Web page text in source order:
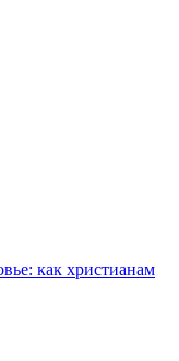
как христианам